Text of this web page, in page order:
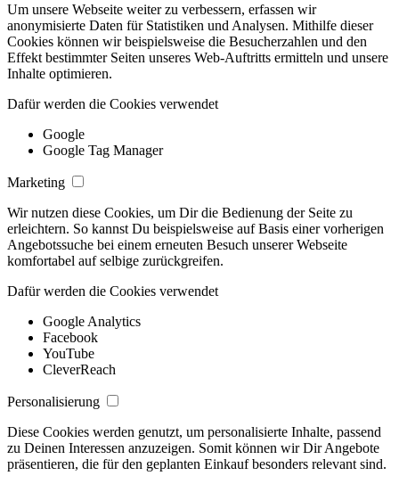
Um unsere Webseite weiter zu verbessern, erfassen wir
anonymisierte Daten für Statistiken und Analysen. Mithilfe dieser
Cookies können wir beispielsweise die Besucherzahlen und den
Effekt bestimmter Seiten unseres Web-Auftritts ermitteln und unsere
Inhalte optimieren.
Dafür werden die Cookies verwendet
Google
Google Tag Manager
Marketing
Wir nutzen diese Cookies, um Dir die Bedienung der Seite zu
erleichtern. So kannst Du beispielsweise auf Basis einer vorherigen
Angebotssuche bei einem erneuten Besuch unserer Webseite
komfortabel auf selbige zurückgreifen.
Dafür werden die Cookies verwendet
Google Analytics
Facebook
YouTube
CleverReach
Personalisierung
Diese Cookies werden genutzt, um personalisierte Inhalte, passend
zu Deinen Interessen anzuzeigen. Somit können wir Dir Angebote
präsentieren, die für den geplanten Einkauf besonders relevant sind.